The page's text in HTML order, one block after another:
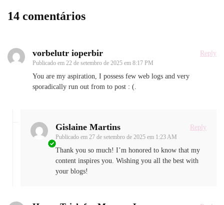
14 comentários
vorbelutr ioperbir
Publicado em 22 de setembro de 2025 em 8:17 PM
Reply
You are my aspiration, I possess few web logs and very
sporadically run out from to post : (.
Gislaine Martins
Publicado em 27 de setembro de 2025 em 1:23 AM
Reply
Thank you so much! I’m honored to know that my
content inspires you. Wishing you all the best with
your blogs!